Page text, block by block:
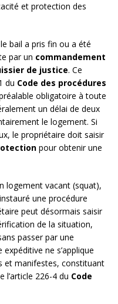
et protection des
bail a pris fin ou a été
par un commandement
de justice. Ce
du Code des procédures
obligatoire à toute
un délai de deux
le logement. Si
le propriétaire doit saisir
pour obtenir une
logement vacant (squat),
une procédure
peut désormais saisir
de la situation,
passer par une
ne s’applique
et manifestes, constituant
l’article 226-4 du Code